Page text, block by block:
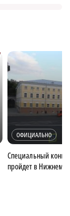
ОФИЦИАЛЬНО
Специальный
пройдет в Нижнем